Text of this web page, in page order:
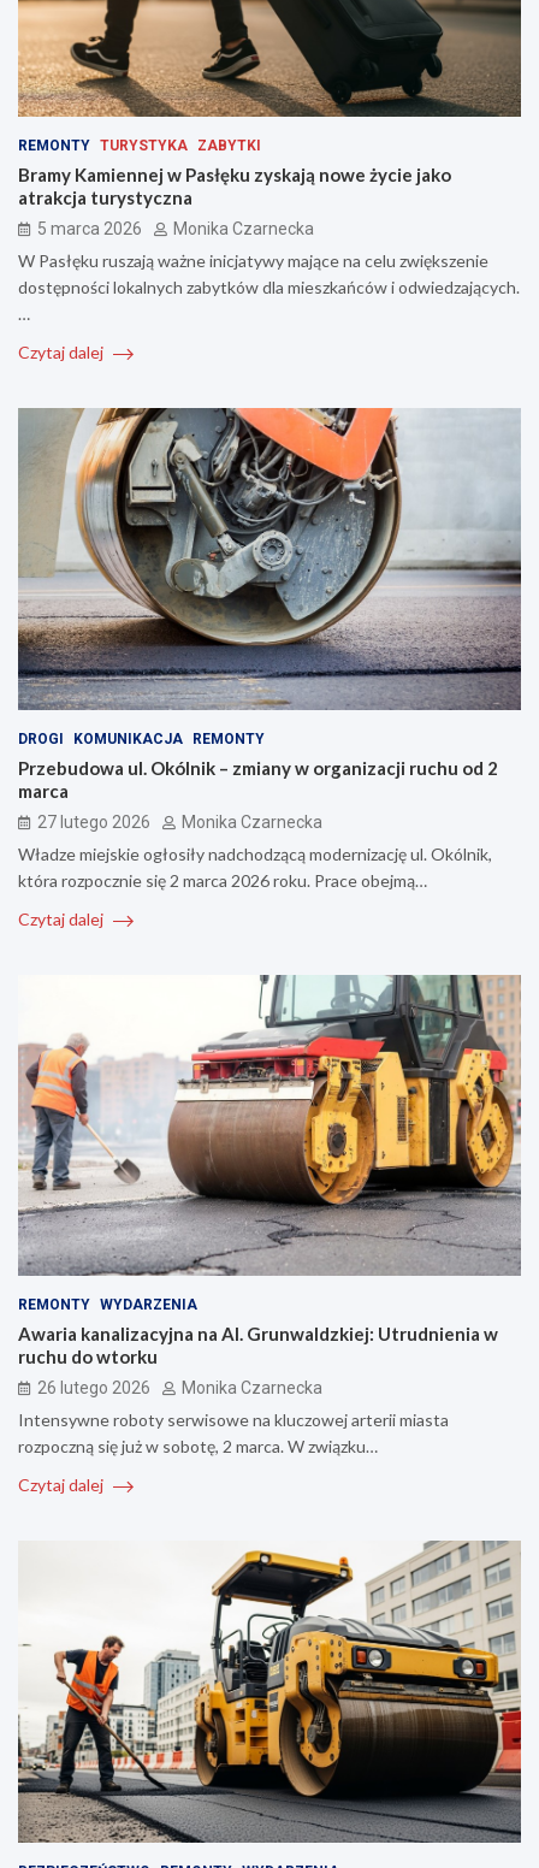
REMONTY TURYSTYKA ZABYTKI
Bramy Kamiennej w Pasłęku zyskają nowe życie jako
atrakcja turystyczna
5 marca 2026 Monika Czarnecka
W Pasłęku ruszają ważne inicjatywy mające na celu zwiększenie
dostępności lokalnych zabytków dla mieszkańców i odwiedzających.
…
Czytaj dalej
DROGI KOMUNIKACJA REMONTY
Przebudowa ul. Okólnik – zmiany w organizacji ruchu od 2
marca
27 lutego 2026 Monika Czarnecka
Władze miejskie ogłosiły nadchodzącą modernizację ul. Okólnik,
która rozpocznie się 2 marca 2026 roku. Prace obejmą…
Czytaj dalej
REMONTY WYDARZENIA
Awaria kanalizacyjna na Al. Grunwaldzkiej: Utrudnienia w
ruchu do wtorku
26 lutego 2026 Monika Czarnecka
Intensywne roboty serwisowe na kluczowej arterii miasta
rozpoczną się już w sobotę, 2 marca. W związku…
Czytaj dalej